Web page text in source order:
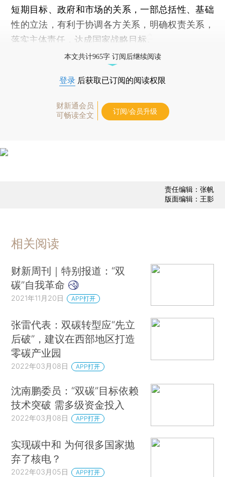
短期目标、政府和市场的关系，一部总括性、基础
性的立法，有利于协调各方关系，明确权责关系，
落实主体责任，达成国家战略目标。
本文共计965字 订阅后继续阅读
登录 后获取已订阅的阅读权限
财新通会员
可畅读全文
订阅/会员升级
责任编辑：张帆
版面编辑：王影
相关阅读
财新周刊｜特别报道：“双
碳”自我革命
2021年11月20日 APP打开
张雷代表：双碳转型应“先立
后破”，建议在西部地区打造
零碳产业园
2022年03月08日 APP打开
沈南鹏委员：“双碳”目标依赖
技术突破 需多级资金投入
2022年03月08日 APP打开
实现碳中和 为何很多国家抛
弃了核电？
2022年03月05日 APP打开